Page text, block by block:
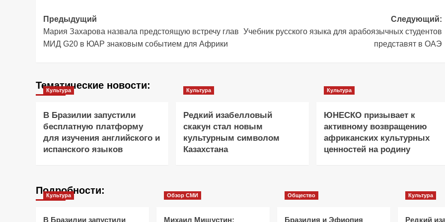
Навигация
записи
Предыдущий
Мария Захарова назвала предстоящую встречу глав
МИД G20 в ЮАР знаковым событием для Африки
Следующий:
Учебник русского языка для арабоязычных студентов
представят в ОАЭ
Тематические новости:
Культура
В Бразилии запустили
бесплатную платформу
для изучения английского и
испанского языков
Культура
Редкий изабелловый
скакун стал новым
культурным символом
Казахстана
Культура
ЮНЕСКО призывает к
активному возвращению
африканских культурных
ценностей на родину
Подробности:
Культура
В Бразилии запустили
Обзор СМИ
Михаил Мишустин:
Общество
Бразилия и Эфиопия
Культура
Редкий